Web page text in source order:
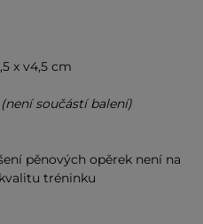
x v4,5 cm
(není součástí balení)
pěnových opěrek není na
tréninku